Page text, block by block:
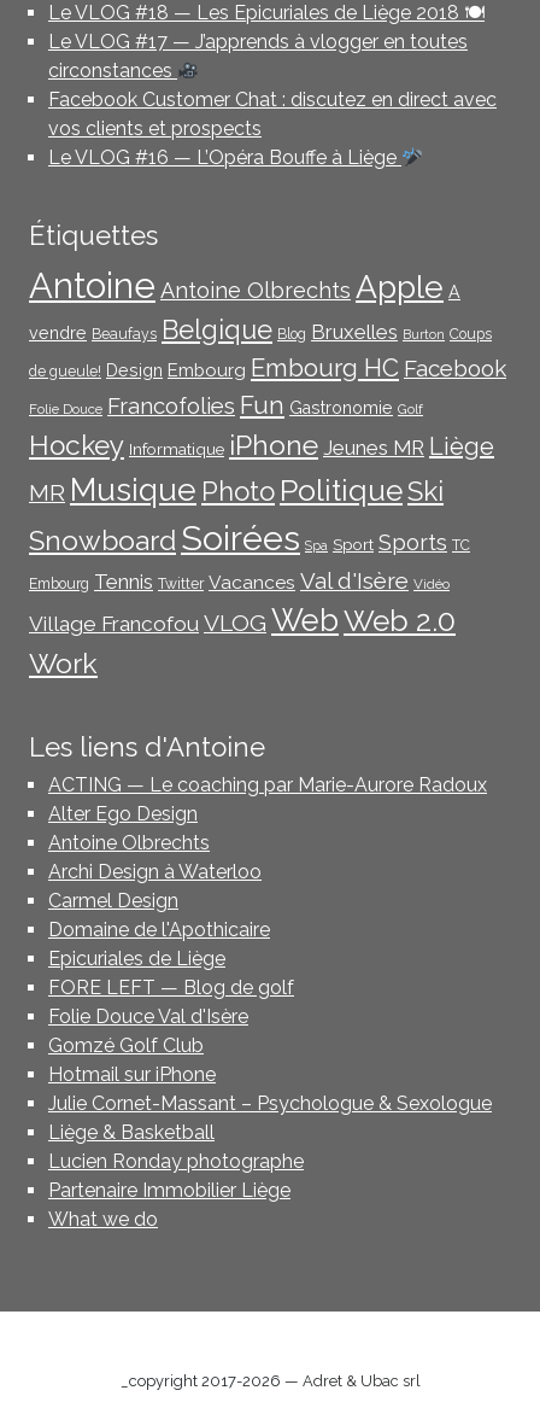
Le VLOG #18 — Les Epicuriales de Liège 2018 🍽
Le VLOG #17 — J’apprends à vlogger en toutes
circonstances
Facebook Customer Chat : discutez en direct avec
vos clients et prospects
Le VLOG #16 — L’Opéra Bouffe à Liège
Étiquettes
Antoine Antoine Olbrechts Apple A
vendre Beaufays Belgique Blog Bruxelles Burton Coups
de gueule! Design Embourg Embourg HC Facebook
Folie Douce Francofolies Fun Gastronomie Golf
Hockey Informatique iPhone Jeunes MR Liège
MR Musique Photo PolitiqueSki
Snowboard Soirées Spa Sport Sports TC
Embourg Tennis Twitter Vacances Val d'Isère Vidéo
Village Francofou VLOG WebWeb 2.0
Work
Les liens d'Antoine
ACTING — Le coaching par Marie-Aurore Radoux
Alter Ego Design
Antoine Olbrechts
Archi Design à Waterloo
Carmel Design
Domaine de l'Apothicaire
Epicuriales de Liège
FORE LEFT — Blog de golf
Folie Douce Val d'Isère
Gomzé Golf Club
Hotmail sur iPhone
Julie Cornet-Massant – Psychologue & Sexologue
Liège & Basketball
Lucien Ronday photographe
Partenaire Immobilier Liège
What we do
_copyright 2017-2026 — Adret & Ubac srl